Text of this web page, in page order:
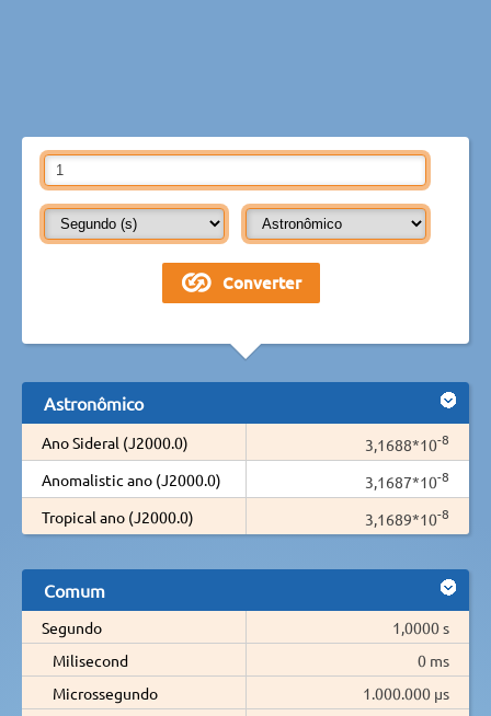
Astronômico
Ano Sideral (J2000.0) 3,1688*10-8
Anomalistic ano (J2000.0) 3,1687*10-8
Tropical ano (J2000.0) 3,1689*10-8
Comum
Segundo
1,0000 s
Milisecond
0 ms
Microssegundo
1.000.000 µs